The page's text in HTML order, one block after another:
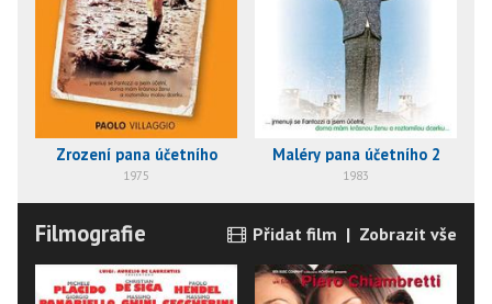
Zrození pana účetního
1975
Maléry pana účetního 2
1983
Filmografie Přidat film | Zobrazit vše